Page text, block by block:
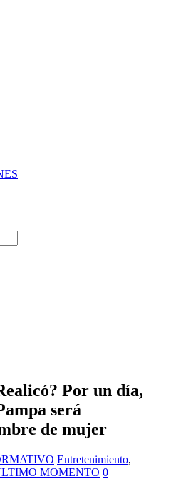
Por un día,
será
de mujer
Entretenimiento,
MOMENTO 0